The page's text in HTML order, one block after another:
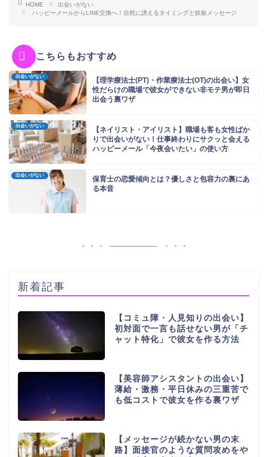
HOME
出会いがない
ハッピーメールからLINE交換へ！自然に誘えるタイミングと鉄板メッセージ
こちらもおすすめ
出会いがない
【理学療法士(PT)・作業療法士(OT)の出会い】女
性だらけの職場で彼女ができない非モテ男が即日
出会う裏ワザ
出会いがない
【ネイリスト・アイリスト】職場も客も女性ばか
りで出会いがない！仕事終わりにサクッと会える
ハッピーメール「今夜会いたい」の使い方
出会いがない
保育士の恋愛傾向とは？優しさと包容力の裏にあ
る本音
新着記事
【コミュ障・人見知りの出会い】
初対面で一言も話せない男が「チ
ャット特化」で彼女を作る方法
【美容師アシスタントの出会い】
薄給・激務・平日休みの三重苦で
も低コストで彼女を作る裏ワザ
【メッセージが続かない男の末
路】面接官のような質問攻めをや